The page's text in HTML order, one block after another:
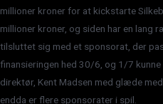
millioner kroner for at kickstarte
millioner kroner, og siden har en lang
tilsluttet sig med et sponsorat, der
finansieringen hed 30/6, og 1/7 kunne
direktør, Kent Madsen med glæde
endda er flere sponsorater i spil.